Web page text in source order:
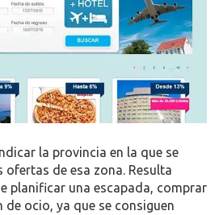
la provincia en la que se
ofertas de esa zona. Resulta
planificar una escapada, comprar
de ocio, ya que se consiguen